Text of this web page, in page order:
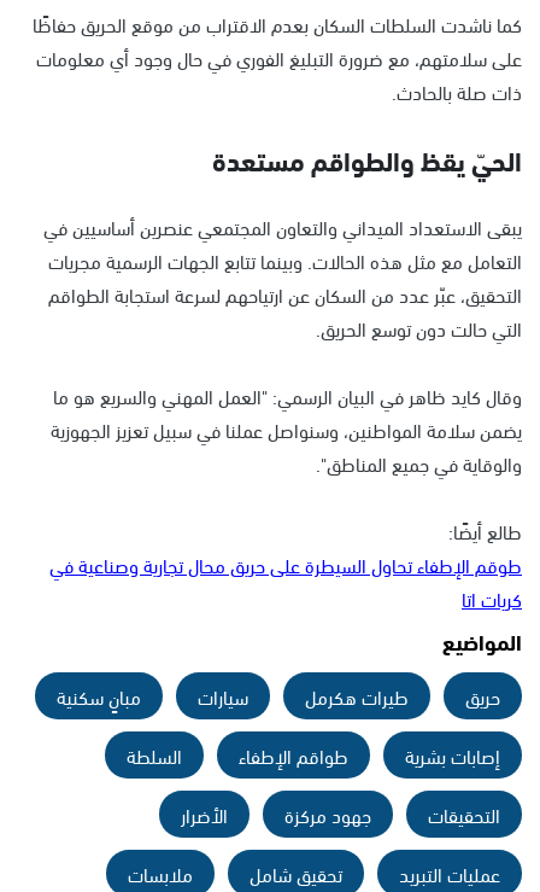
كما ناشدت السلطات السكان بعدم الاقتراب من موقع الحريق حفاظًا
على سلامتهم، مع ضرورة التبليغ الفوري في حال وجود أي معلومات
ذات صلة بالحادث.
الحيّ يقظ والطواقم مستعدة
يبقى الاستعداد الميداني والتعاون المجتمعي عنصرين أساسيين في
التعامل مع مثل هذه الحالات. وبينما تتابع الجهات الرسمية مجريات
التحقيق، عبّر عدد من السكان عن ارتياحهم لسرعة استجابة الطواقم
التي حالت دون توسع الحريق.
وقال كايد ظاهر في البيان الرسمي: "العمل المهني والسريع هو ما
يضمن سلامة المواطنين، وسنواصل عملنا في سبيل تعزيز الجهوزية
والوقاية في جميع المناطق".
طالع أيضًا:
طوقم الإطفاء تحاول السيطرة على حريق محال تجارية وصناعية في
كريات اتا
المواضيع
حريق طيرات هكرمل سيارات
مبانٍ سكنية
إصابات بشرية
طواقم الإطفاء
السلطة
التحقيقات
جهود مركزة
الأضرار
عمليات التبريد
تحقيق شامل
ملابسات